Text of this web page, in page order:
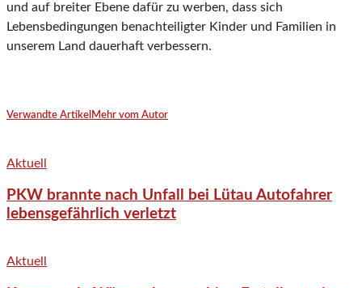
und auf breiter Ebene dafür zu werben, dass sich
Lebensbedingungen benachteiligter Kinder und Familien in
unserem Land dauerhaft verbessern.
Verwandte Artikel Mehr vom Autor
Aktuell
PKW brannte nach Unfall bei Lütau Autofahrer
lebensgefährlich verletzt
Aktuell